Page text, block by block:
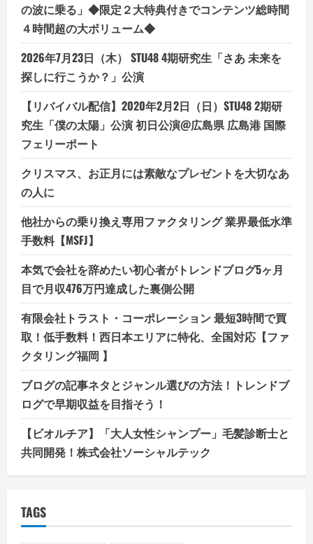
の波に乗る」◆限定２大特典付きでコンテンツ総時間
４時間超の大ボリューム◆
2026年7月23日（木） STU48 4期研究生「さあ 未来を
探しに行こうか？」公演
【リバイバル配信】2020年2月2日（日）STU48 2期研
究生「僕の太陽」公演 初日公演@広島県 広島港 国際
フェリーポート
クリスマス、お正月には素敵なプレゼントを大切なあ
の人に
他社からの乗り換え専用ファクタリング 業界最低水準
手数料【MSFJ】
本気で会社を辞めたい初心者がトレンドブログ5ヶ月
目で月収476万円達成した裏側公開
有限会社トラスト・コーポレーション 最短3時間で買
取！低手数料！西日本エリアに特化、全国対応【ファ
クタリング福岡 】
ブログの記事ネタとジャンル選びの方法！トレンドブ
ログで早期収益を目指そう！
【ビオルチア】「大人女性シャンプー」毛髪診断士と
共同開発！株式会社ソーシャルテック
TAGS